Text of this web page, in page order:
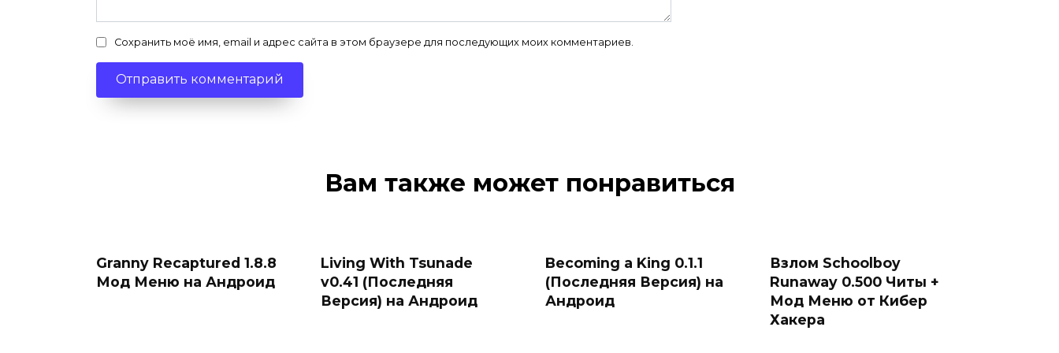
Сохранить моё имя, email и адрес сайта в этом браузере для последующих моих комментариев.
Вам также может понравиться
Granny Recaptured 1.8.8
Мод Меню на Андроид
Living With Tsunade
v0.41 (Последняя
Версия) на Андроид
Becoming a King 0.1.1
(Последняя Версия) на
Андроид
Взлом Schoolboy
Runaway 0.500 Читы +
Мод Меню от Кибер
Хакера